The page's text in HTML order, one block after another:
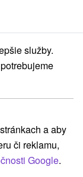
Kúpele
služby.
a aby
či reklamu,
Google.